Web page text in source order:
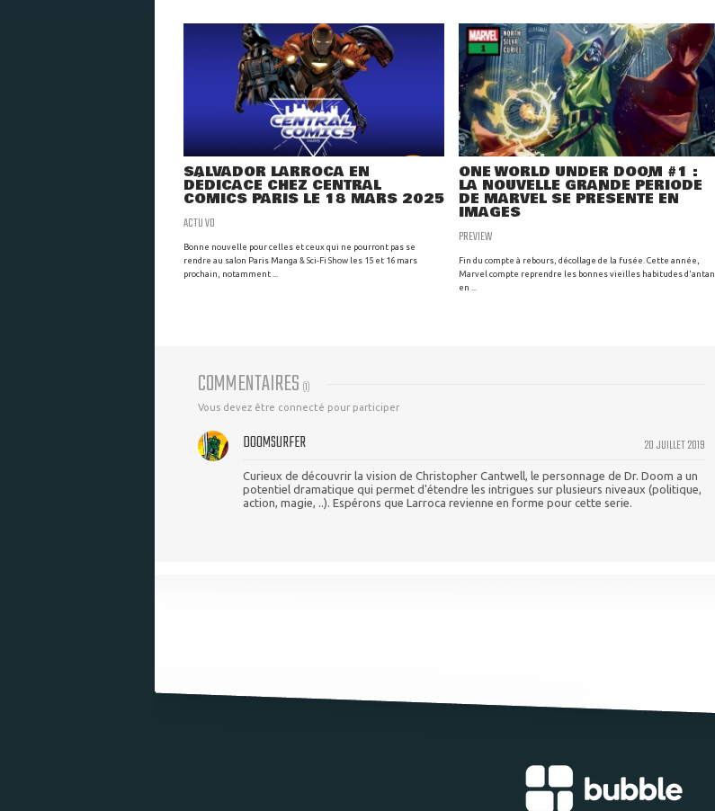
SALVADOR LARROCA EN
DÉDICACE CHEZ CENTRAL
COMICS PARIS LE 18 MARS 2025
ACTU VO
Bonne nouvelle pour celles et ceux qui ne pourront pas se
rendre au salon Paris Manga & Sci-Fi Show les 15 et 16 mars
prochain, notamment ...
ONE WORLD UNDER DOOM #1 :
LA NOUVELLE GRANDE PÉRIODE
DE MARVEL SE PRÉSENTE EN
IMAGES
PREVIEW
Fin du compte à rebours, décollage de la fusée. Cette année,
Marvel compte reprendre les bonnes vieilles habitudes d'antan
en ...
COMMENTAIRES (1)
Vous devez être connecté pour participer
20 JUILLET 2019
DOOMSURFER
Curieux de découvrir la vision de Christopher Cantwell, le personnage de Dr. Doom a un
potentiel dramatique qui permet d'étendre les intrigues sur plusieurs niveaux (politique,
action, magie, ..). Espérons que Larroca revienne en forme pour cette serie.